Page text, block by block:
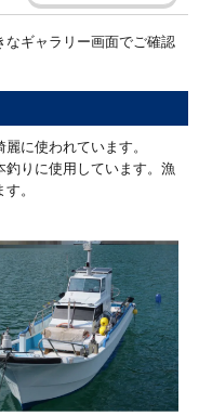
なギャラリー画面でご確認
に使われています。
りに使用しています。漁
。